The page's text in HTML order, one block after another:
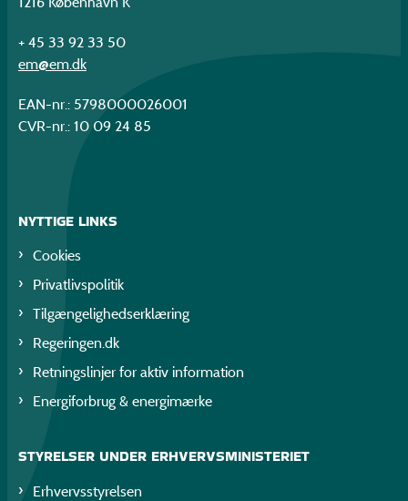
+ 45 33 92 33 50
em@em.dk
EAN-nr.: 5798000026001
CVR-nr.: 10 09 24 85
NYTTIGE LINKS
Cookies
Privatlivspolitik
Tilgængelighedserklæring
Regeringen.dk
Retningslinjer for aktiv information
Energiforbrug & energimærke
STYRELSER UNDER ERHVERVSMINISTERIET
Erhvervsstyrelsen